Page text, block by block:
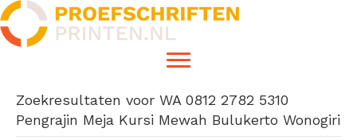
Zoekresultaten voor WA 0812 2782 5310
Pengrajin Meja Kursi Mewah Bulukerto Wonogiri